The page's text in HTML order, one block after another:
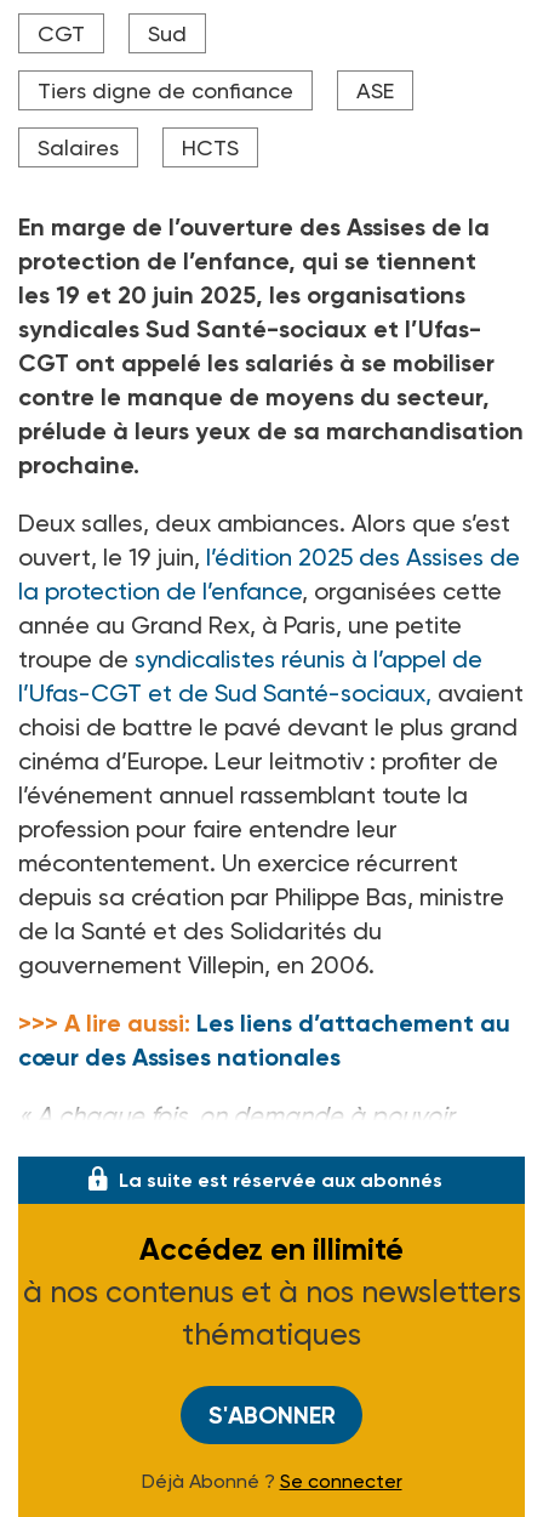
Sud et la CGT réclament "des augmentations
pérennes dans le cadre d’un grand plan de
l'enfance.
Crédit photo DR
CGT Sud
Tiers digne de confiance ASE
Salaires HCTS
En marge de l’ouverture des Assises de la
protection de l’enfance, qui se tiennent
les 19 et 20 juin 2025, les organisations
syndicales Sud Santé-sociaux et l’Ufas-
CGT ont appelé les salariés à se mobiliser
contre le manque de moyens du secteur,
prélude à leurs yeux de sa marchandisation
prochaine.
Deux salles, deux ambiances. Alors que s’est
ouvert, le 19 juin, l’édition 2025 des Assises de
la protection de l’enfance, organisées cette
année au Grand Rex, à Paris, une petite
troupe de syndicalistes réunis à l’appel de
l’Ufas-CGT et de Sud Santé-sociaux, avaient
choisi de battre le pavé devant le plus grand
cinéma d’Europe. Leur leitmotiv : profiter de
l’événement annuel rassemblant toute la
profession pour faire entendre leur
mécontentement. Un exercice récurrent
depuis sa création par Philippe Bas, ministre
de la Santé et des Solidarités du
gouvernement Villepin, en 2006.
>>> A lire aussi: Les liens d’attachement au
cœur des Assises nationales
« A chaque fois, on demande à pouvoir
La suite est réservée aux abonnés
Accédez en illimité
à nos contenus et à nos newsletters
thématiques
S'ABONNER
Déjà Abonné ? Se connecter